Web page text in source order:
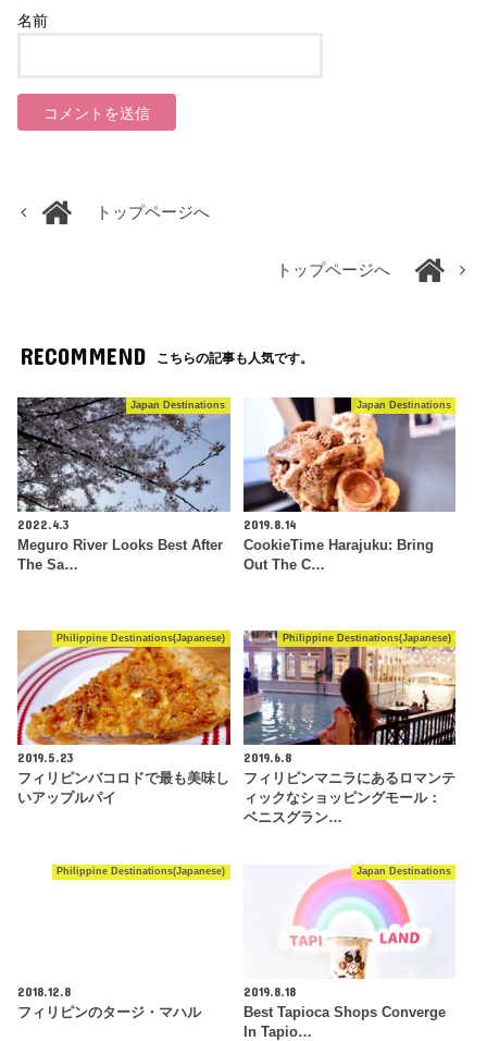
名前
トップページへ
トップページへ
RECOMMEND こちらの記事も人気です。
Japan Destinations
2022.4.3
Meguro River Looks Best After
The Sa…
Japan Destinations
2019.8.14
CookieTime Harajuku: Bring
Out The C…
Philippine Destinations(Japanese)
2019.5.23
フィリピンバコロドで最も美味し
いアップルパイ
Philippine Destinations(Japanese)
2019.6.8
フィリピンマニラにあるロマンテ
ィックなショッピングモール：
ベニスグラン…
Philippine Destinations(Japanese)
2018.12.8
フィリピンのタージ・マハル
Japan Destinations
2019.8.18
Best Tapioca Shops Converge
In Tapio…